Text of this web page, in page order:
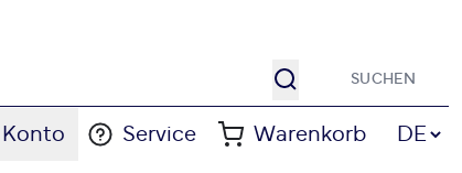
Suche
Konto Service Warenkorb Sprache
DE